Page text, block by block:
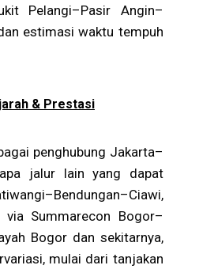
Pelangi–Pasir Angin–
estimasi waktu tempuh
& Prestasi
penghubung Jakarta–
jalur lain yang dapat
Summarecon Bogor–
Bogor dan sekitarnya,
mulai dari tanjakan